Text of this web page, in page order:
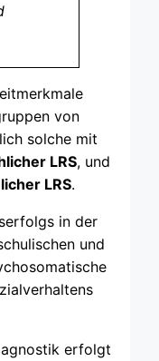
von
solche mit
LRS, und
LRS.
in der
und
erfolgt